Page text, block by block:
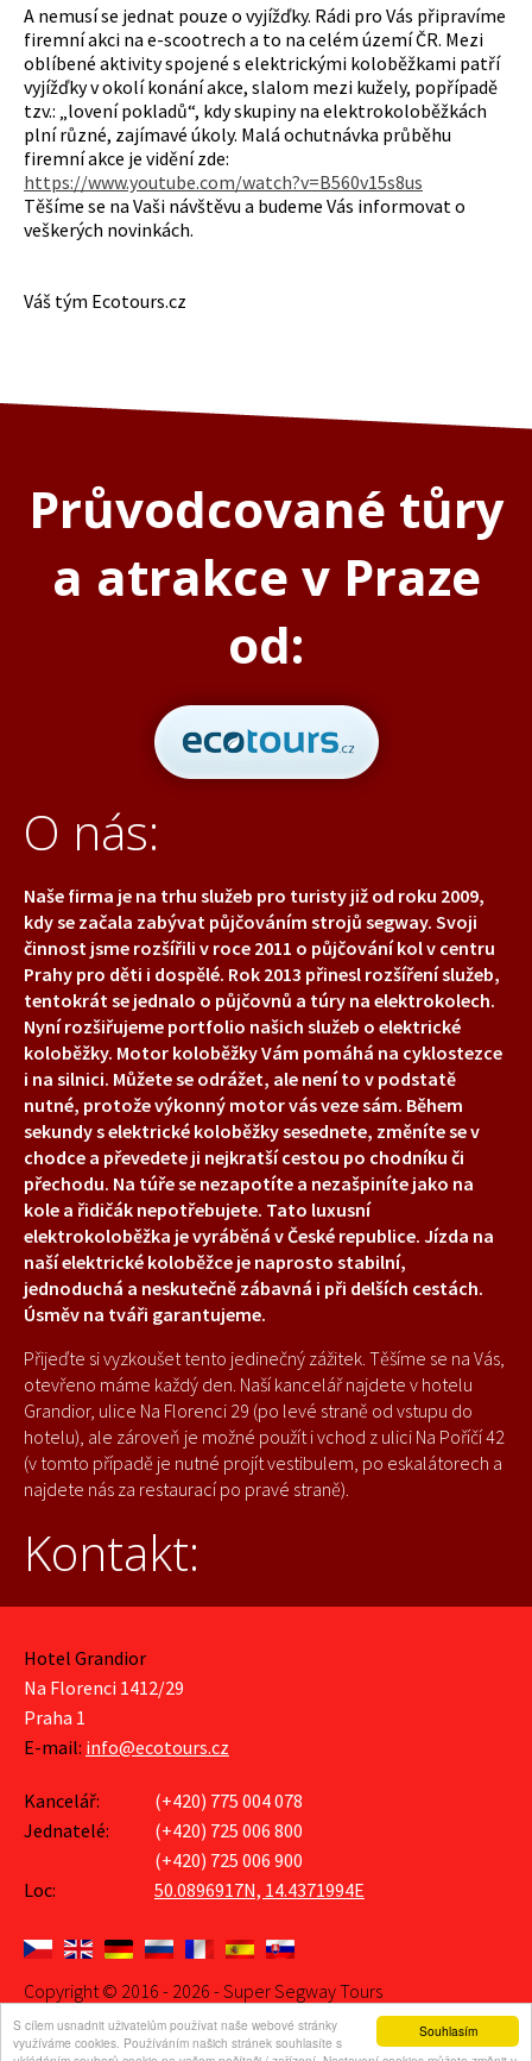
Souhlasím
S cílem usnadnit uživatelům používat naše webové stránky
využíváme cookies. Používáním našich stránek souhlasíte s
A nemusí se jednat pouze o vyjížďky. Rádi pro Vás připravíme
firemní akci na e-scootrech a to na celém území ČR. Mezi
oblíbené aktivity spojené s elektrickými koloběžkami patří
vyjížďky v okolí konání akce, slalom mezi kužely, popřípadě
tzv.: „lovení pokladů“, kdy skupiny na elektrokoloběžkách
plní různé, zajímavé úkoly. Malá ochutnávka průběhu
firemní akce je vidění zde:
https://www.youtube.com/watch?v=B560v15s8us
Těšíme se na Vaši návštěvu a budeme Vás informovat o
veškerých novinkách.
Váš tým Ecotours.cz
Průvodcované tůry
a atrakce v Praze
od:
O nás:
Naše firma je na trhu služeb pro turisty již od roku 2009,
kdy se začala zabývat půjčováním strojů segway. Svoji
činnost jsme rozšířili v roce 2011 o půjčování kol v centru
Prahy pro děti i dospělé. Rok 2013 přinesl rozšíření služeb,
tentokrát se jednalo o půjčovnů a túry na elektrokolech.
Nyní rozšiřujeme portfolio našich služeb o elektrické
koloběžky. Motor koloběžky Vám pomáhá na cyklostezce
i na silnici. Můžete se odrážet, ale není to v podstatě
nutné, protože výkonný motor vás veze sám. Během
sekundy s elektrické koloběžky sesednete, změníte se v
chodce a převedete ji nejkratší cestou po chodníku či
přechodu. Na túře se nezapotíte a nezašpiníte jako na
kole a řidičák nepotřebujete. Tato luxusní
elektrokoloběžka je vyráběná v České republice. Jízda na
naší elektrické koloběžce je naprosto stabilní,
jednoduchá a neskutečně zábavná i při delších cestách.
Úsměv na tváři garantujeme.
Přijeďte si vyzkoušet tento jedinečný zážitek. Těšíme se na Vás,
otevřeno máme každý den. Naší kancelář najdete v hotelu
Grandior, ulice Na Florenci 29 (po levé straně od vstupu do
hotelu), ale zároveň je možné použít i vchod z ulici Na Poříčí 42
(v tomto případě je nutné projít vestibulem, po eskalátorech a
najdete nás za restaurací po pravé straně).
Kontakt:
Hotel Grandior
Na Florenci 1412/29
Praha 1
E-mail: info@ecotours.cz
Kancelář:
(+420) 775 004 078
Jednatelé:
(+420) 725 006 800
(+420) 725 006 900
Loc:
50.0896917N, 14.4371994E
Copyright © 2016 - 2026 - Super Segway Tours
Naši kancelář najdete po vstupu do hotelu vchodem z ulice Na Florenci 29,
na levé straně.